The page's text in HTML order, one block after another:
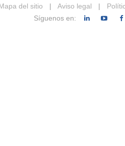
del sitio | Aviso legal |
Síguenos en: